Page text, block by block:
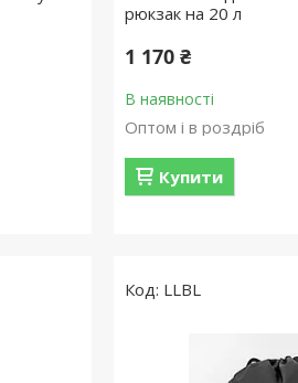
рюкзак на 20 л
1 170 ₴
В наявності
Оптом і в роздріб
Купити
LLBL